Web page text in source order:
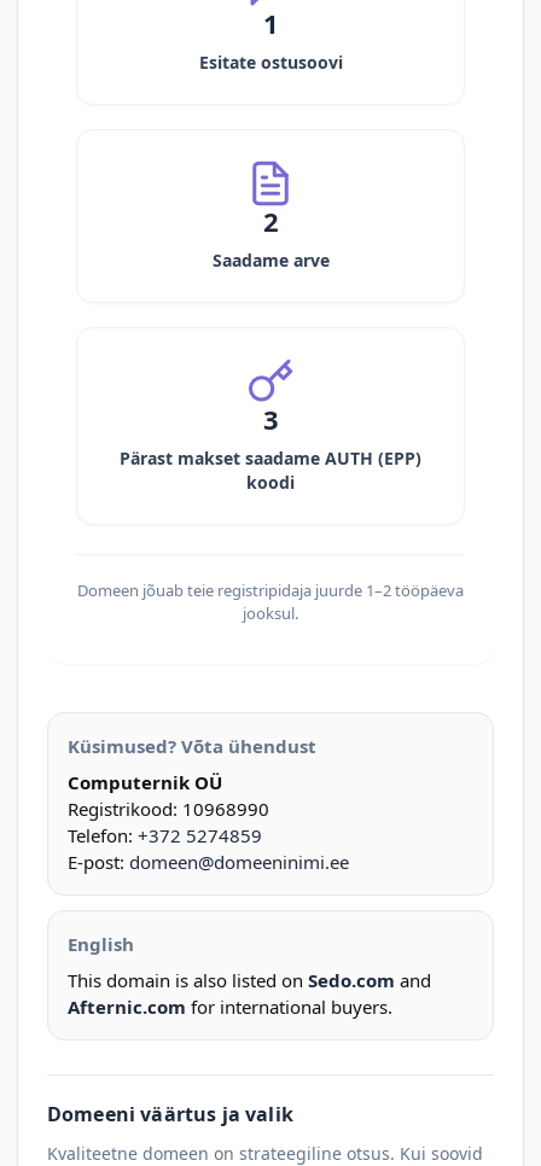
1
Esitate ostusoovi
2
Saadame arve
3
Pärast makset saadame AUTH (EPP)
koodi
Domeen jõuab teie registripidaja juurde 1–2 tööpäeva
jooksul.
Küsimused? Võta ühendust
Computernik OÜ
Registrikood: 10968990
Telefon: +372 5274859
E-post: domeen@domeeninimi.ee
English
This domain is also listed on Sedo.com and
Afternic.com for international buyers.
Domeeni väärtus ja valik
Kvaliteetne domeen on strateegiline otsus. Kui soovid